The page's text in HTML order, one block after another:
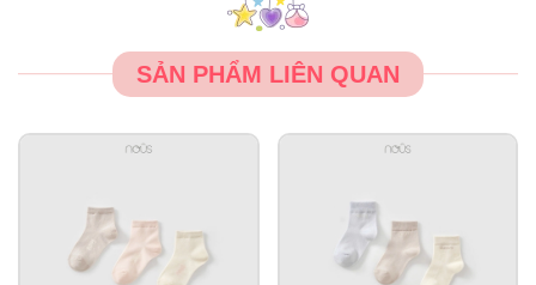
SẢN PHẨM LIÊN QUAN